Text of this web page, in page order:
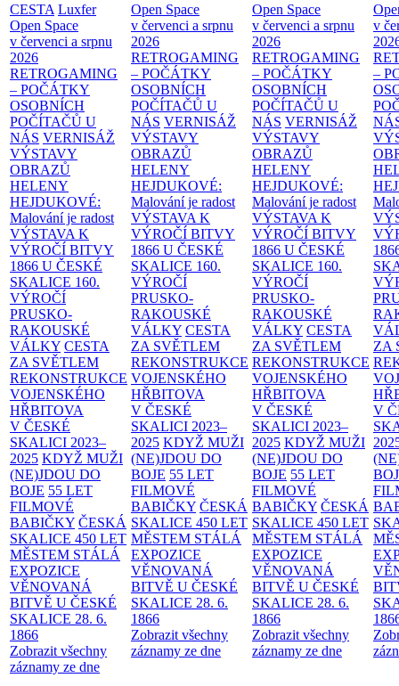
CESTA Luxfer
Open Space
v červenci a srpnu
2026
RETROGAMING
– POČÁTKY
OSOBNÍCH
POČÍTAČŮ U
NÁS VERNISÁŽ
VÝSTAVY
OBRAZŮ
HELENY
HEJDUKOVÉ:
Malování je radost
VÝSTAVA K
VÝROČÍ BITVY
1866 U ČESKÉ
SKALICE 160.
VÝROČÍ
PRUSKO-
RAKOUSKÉ
VÁLKY CESTA
ZA SVĚTLEM
REKONSTRUKCE
VOJENSKÉHO
HŘBITOVA
V ČESKÉ
SKALICI 2023–
2025 KDYŽ MUŽI
(NE)JDOU DO
BOJE 55 LET
FILMOVÉ
BABIČKY ČESKÁ
SKALICE 450 LET
MĚSTEM STÁLÁ
EXPOZICE
VĚNOVANÁ
BITVĚ U ČESKÉ
SKALICE 28. 6.
1866
Zobrazit všechny
záznamy ze dne
Open Space
v červenci a srpnu
2026
RETROGAMING
– POČÁTKY
OSOBNÍCH
POČÍTAČŮ U
NÁS VERNISÁŽ
VÝSTAVY
OBRAZŮ
HELENY
HEJDUKOVÉ:
Malování je radost
VÝSTAVA K
VÝROČÍ BITVY
1866 U ČESKÉ
SKALICE 160.
VÝROČÍ
PRUSKO-
RAKOUSKÉ
VÁLKY CESTA
ZA SVĚTLEM
REKONSTRUKCE
VOJENSKÉHO
HŘBITOVA
V ČESKÉ
SKALICI 2023–
2025 KDYŽ MUŽI
(NE)JDOU DO
BOJE 55 LET
FILMOVÉ
BABIČKY ČESKÁ
SKALICE 450 LET
MĚSTEM STÁLÁ
EXPOZICE
VĚNOVANÁ
BITVĚ U ČESKÉ
SKALICE 28. 6.
1866
Zobrazit všechny
záznamy ze dne
Open Space
v červenci a srpnu
2026
RETROGAMING
– POČÁTKY
OSOBNÍCH
POČÍTAČŮ U
NÁS VERNISÁŽ
VÝSTAVY
OBRAZŮ
HELENY
HEJDUKOVÉ:
Malování je radost
VÝSTAVA K
VÝROČÍ BITVY
1866 U ČESKÉ
SKALICE 160.
VÝROČÍ
PRUSKO-
RAKOUSKÉ
VÁLKY CESTA
ZA SVĚTLEM
REKONSTRUKCE
VOJENSKÉHO
HŘBITOVA
V ČESKÉ
SKALICI 2023–
2025 KDYŽ MUŽI
(NE)JDOU DO
BOJE 55 LET
FILMOVÉ
BABIČKY ČESKÁ
SKALICE 450 LET
MĚSTEM STÁLÁ
EXPOZICE
VĚNOVANÁ
BITVĚ U ČESKÉ
SKALICE 28. 6.
1866
Zobrazit všechny
záznamy ze dne
v
–
ZA
V